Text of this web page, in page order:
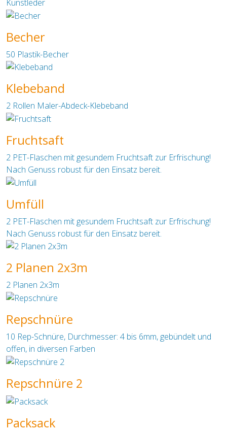
Kunstleder
Becher
50 Plastik-Becher
Klebeband
2 Rollen Maler-Abdeck-Klebeband
Fruchtsaft
2 PET-Flaschen mit gesundem Fruchtsaft zur Erfrischung!
Nach Genuss robust für den Einsatz bereit.
Umfüll
2 PET-Flaschen mit gesundem Fruchtsaft zur Erfrischung!
Nach Genuss robust für den Einsatz bereit.
2 Planen 2x3m
2 Planen 2x3m
Repschnüre
10 Rep-Schnüre, Durchmesser: 4 bis 6mm, gebündelt und
offen, in diversen Farben
Repschnüre 2
Packsack